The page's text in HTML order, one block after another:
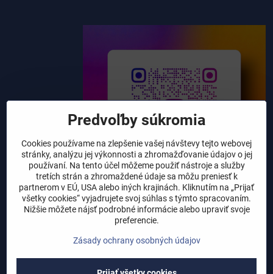
©2026Copyright
Predvoľby súkromia
Cookies používame na zlepšenie vašej návštevy tejto webovej
stránky, analýzu jej výkonnosti a zhromažďovanie údajov o jej
používaní. Na tento účel môžeme použiť nástroje a služby
tretích strán a zhromaždené údaje sa môžu preniesť k
partnerom v EÚ, USA alebo iných krajinách. Kliknutím na „Prijať
všetky cookies“ vyjadrujete svoj súhlas s týmto spracovaním.
Nižšie môžete nájsť podrobné informácie alebo upraviť svoje
preferencie.
Zásady ochrany osobných údajov